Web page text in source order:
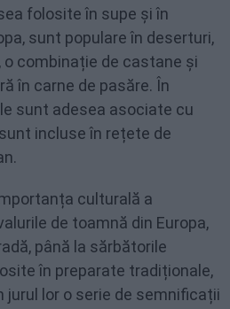
folosite în supe și în
sunt populare în deserturi,
o combinație de castane și
în carne de pasăre. În
sunt adesea asociate cu
incluse în rețete de
culturală a
de toamnă din Europa,
până la sărbătorile
în preparate tradiționale,
jurul lor o serie de semnificații